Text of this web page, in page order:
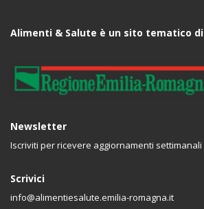
Alimenti & Salute è un sito tematico di
Newsletter
Iscriviti per ricevere aggiornamenti settimanali
Scrivici
info@alimentiesalute.emilia-romagna.it